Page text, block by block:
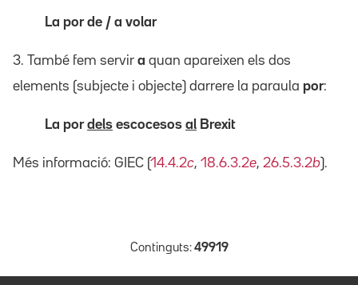
La por de / a volar
3. També fem servir a quan apareixen els dos
elements (subjecte i objecte) darrere la paraula por:
La pordels escocesos al Brexit
Més informació: GIEC (14.4.2c, 18.6.3.2e, 26.5.3.2b).
Continguts: 49919